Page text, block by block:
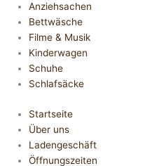
Anziehsachen
Bettwäsche
Filme & Musik
Kinderwagen
Schuhe
Schlafsäcke
Startseite
Über uns
Ladengeschäft
Öffnungszeiten